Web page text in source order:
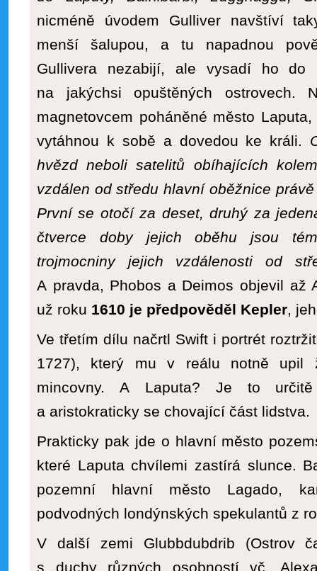
nicméně úvodem Gulliver navštíví
menší šalupou, a tu napadnou
Gullivera nezabijí, ale vysadí ho
na jakýchsi opuštěných ostrovech.
magnetovcem poháněné město
vytáhnou k sobě a dovedou ke králi.
hvězd neboli satelitů obíhajících
vzdálen od středu hlavní oběžnice
První se otočí za deset, druhý za
čtverce doby jejich oběhu jsou
trojmocniny jejich vzdálenosti od
A pravda, Phobos a Deimos objevil až
už roku 1610 je předpověděl Kepler,
Ve třetím dílu načrtl Swift i portrét
1727), který mu v reálu notně upil
mincovny. A Laputa? Je to
a aristokraticky se chovající část lidstva.
Prakticky pak jde o hlavní město
které Laputa chvílemi zastírá slunce.
pozemní hlavní město Lagado,
podvodných londýnských spekulantů z
V další zemi Glubbdubdrib (Ostrov
s duchy různých osobností vč.